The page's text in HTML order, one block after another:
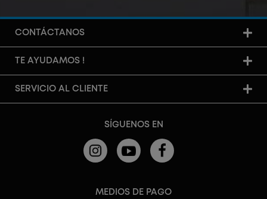
CONTÁCTANOS
TE AYUDAMOS !
SERVICIO AL CLIENTE
SÍGUENOS EN
MEDIOS DE PAGO